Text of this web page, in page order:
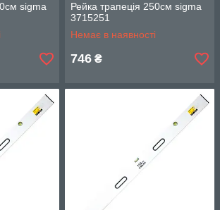
sigma
Рейка трапеція 250см sigma
3715251
Немає в наявності
746 ₴